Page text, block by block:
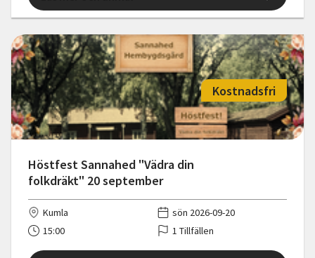
Höstfest Sannahed "Vädra din
folkdräkt" 20 september
Kostnadsfri
Kumla
sön 2026-09-20
15:00
1 Tillfällen